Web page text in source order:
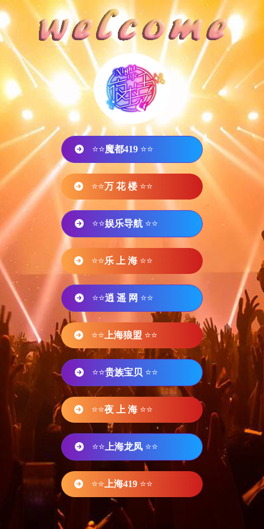
⭐⭐魔都419 ⭐⭐
⭐⭐万 花 楼 ⭐⭐
⭐⭐娱乐导航 ⭐⭐
⭐⭐乐 上 海 ⭐⭐
⭐⭐逍 遥 网 ⭐⭐
⭐⭐ 上海狼盟 ⭐⭐
⭐⭐贵族宝贝 ⭐⭐
⭐⭐夜 上 海 ⭐⭐
⭐⭐ 上海龙凤 ⭐⭐
⭐⭐ 上海419 ⭐⭐